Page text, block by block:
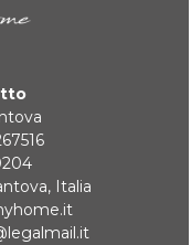
Italia